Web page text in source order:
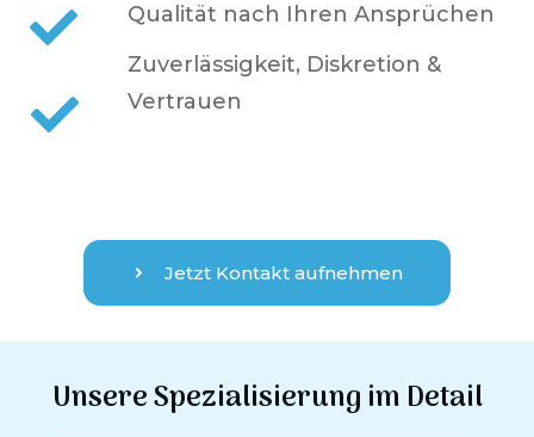
Qualität nach Ihren Ansprüchen
Zuverlässigkeit, Diskretion &
Vertrauen
Jetzt Kontakt aufnehmen
Unsere Spezialisierung im Detail